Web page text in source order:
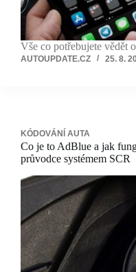
Vše co potřebujete vědět
AUTOUPDATE.CZ 25. 8.
KÓDOVÁNÍ AUTA
Co je to AdBlue a jak
průvodce systémem SCR